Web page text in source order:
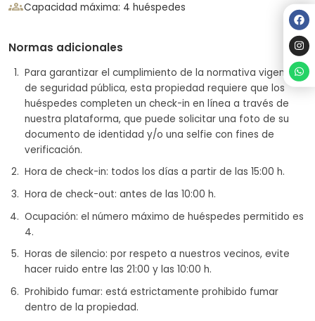
groupsCapacidad máxima: 4 huéspedes
Normas adicionales
Para garantizar el cumplimiento de la normativa vigente
de seguridad pública, esta propiedad requiere que los
huéspedes completen un check-in en línea a través de
nuestra plataforma, que puede solicitar una foto de su
documento de identidad y/o una selfie con fines de
verificación.
Hora de check-in: todos los días a partir de las 15:00 h.
Hora de check-out: antes de las 10:00 h.
Ocupación: el número máximo de huéspedes permitido es
4.
Horas de silencio: por respeto a nuestros vecinos, evite
hacer ruido entre las 21:00 y las 10:00 h.
Prohibido fumar: está estrictamente prohibido fumar
dentro de la propiedad.